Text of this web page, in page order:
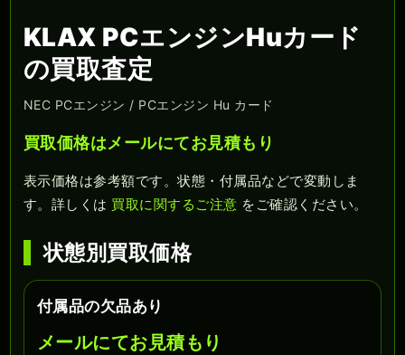
KLAX PCエンジンHuカード
の買取査定
NEC PCエンジン / PCエンジン Hu カード
買取価格はメールにてお見積もり
表示価格は参考額です。状態・付属品などで変動しま
す。詳しくは 買取に関するご注意 をご確認ください。
状態別買取価格
付属品の欠品あり
メールにてお見積もり